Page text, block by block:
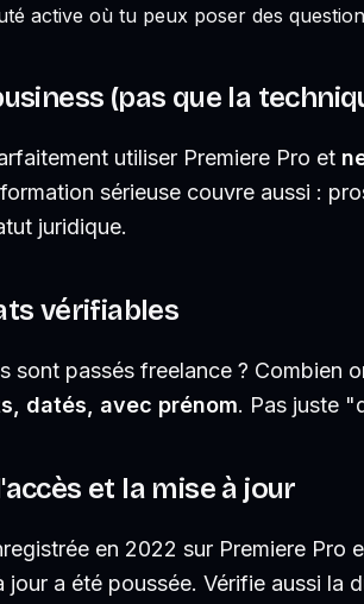
active où tu peux poser des
(pas que la
utiliser Premiere Pro et
sérieuse couvre aussi :
juridique.
vérifiables
sont passés freelance ? Combien
datés, avec prénom. Pas juste
et la mise à jour
en 2022 sur Premiere Pro
jour a été poussée. Vérifie aussi la